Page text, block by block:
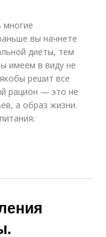
многие
вы начнете
диеты, тем
имеем в виду не
решит все
рацион — это не
а образ жизни.